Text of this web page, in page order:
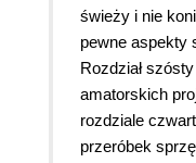
świeży i nie
pewne aspekty
Rozdział
amatorskich
rozdziale
przeróbek